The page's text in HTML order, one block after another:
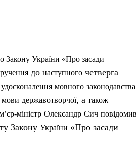
Закону України «Про засади
до наступного четверга
удосконалення мовного законодавства
мови державотворчої, а також
міністр Олександр Сич повідомив
Закону України «Про засади